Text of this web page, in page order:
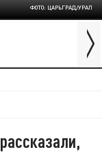
ФОТО: ЦАРЬГРАД/УРАЛ